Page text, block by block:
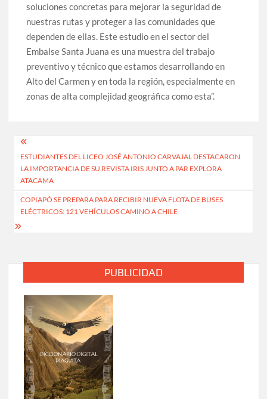
soluciones concretas para mejorar la seguridad de
nuestras rutas y proteger a las comunidades que
dependen de ellas. Este estudio en el sector del
Embalse Santa Juana es una muestra del trabajo
preventivo y técnico que estamos desarrollando en
Alto del Carmen y en toda la región, especialmente en
zonas de alta complejidad geográfica como esta”.
Navegación
de
entradas
ESTUDIANTES DEL LICEO JOSÉ ANTONIO CARVAJAL DESTACARON
LA IMPORTANCIA DE SU REVISTA IRIS JUNTO A PAR EXPLORA
ATACAMA
COPIAPÓ SE PREPARA PARA RECIBIR NUEVA FLOTA DE BUSES
ELÉCTRICOS: 121 VEHÍCULOS CAMINO A CHILE
PUBLICIDAD